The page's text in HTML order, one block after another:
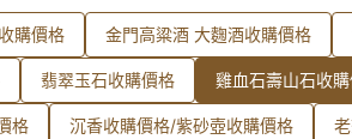
購價格 金門高粱酒 大麴酒收購價格
翡翠玉石收購價格 雞血石壽山石收
格 沉香收購價格/紫砂壺收購價格